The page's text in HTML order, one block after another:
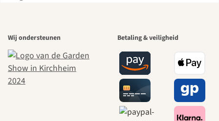
mooiste paden
naar onszelf
leidt door de
Wij ondersteunen Betaling & veiligheid